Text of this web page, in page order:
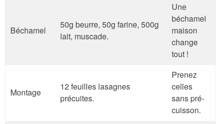
Béchamel
50g beurre, 50g farine, 500g
lait, muscade.
Une
béchamel
maison
change
tout !
Montage
12 feuilles lasagnes
précuites.
Prenez
celles
sans pré-
cuisson.